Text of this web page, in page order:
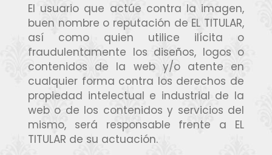
El usuario que actúe contra la imagen,
buen nombre o reputación de EL TITULAR,
así como quien utilice ilícita o
fraudulentamente los diseños, logos o
contenidos de la web y/o atente en
cualquier forma contra los derechos de
propiedad intelectual e industrial de la
web o de los contenidos y servicios del
mismo, será responsable frente a EL
TITULAR de su actuación.